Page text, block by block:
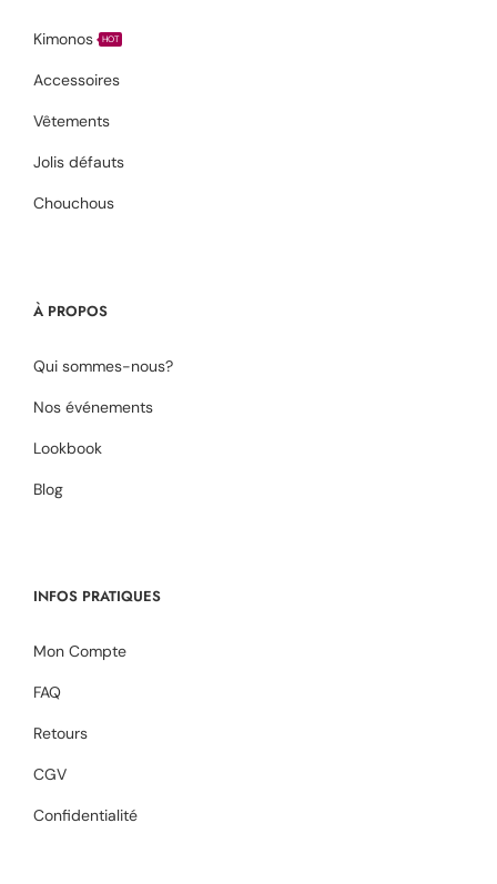
Kimonos HOT
Accessoires
Vêtements
Jolis défauts
Chouchous
À PROPOS
Qui sommes-nous?
Nos événements
Lookbook
Blog
INFOS PRATIQUES
Mon Compte
FAQ
Retours
CGV
Confidentialité